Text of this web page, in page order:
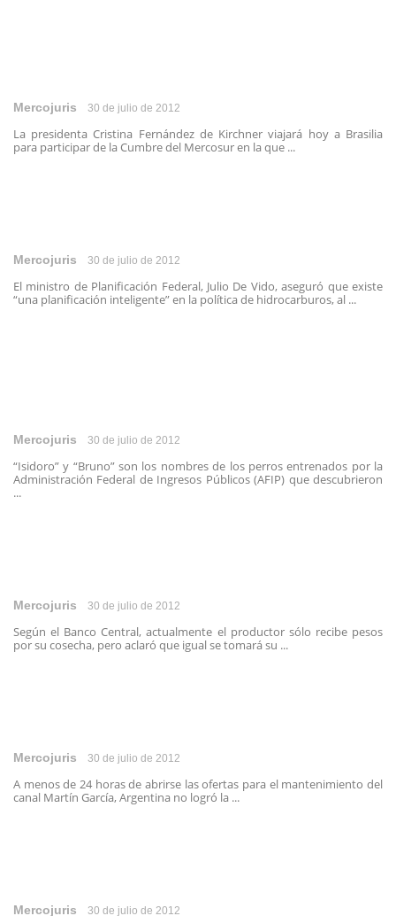
Mercojuris 30 de julio de 2012
La presidenta Cristina Fernández de Kirchner viajará hoy a Brasilia
para participar de la Cumbre del Mercosur en la que ...
Mercojuris 30 de julio de 2012
El ministro de Planificación Federal, Julio De Vido, aseguró que existe
“una planificación inteligente” en la política de hidrocarburos, al ...
Mercojuris 30 de julio de 2012
“Isidoro” y “Bruno” son los nombres de los perros entrenados por la
Administración Federal de Ingresos Públicos (AFIP) que descubrieron
...
Mercojuris 30 de julio de 2012
Según el Banco Central, actualmente el productor sólo recibe pesos
por su cosecha, pero aclaró que igual se tomará su ...
Mercojuris 30 de julio de 2012
A menos de 24 horas de abrirse las ofertas para el mantenimiento del
canal Martín García, Argentina no logró la ...
Mercojuris 30 de julio de 2012